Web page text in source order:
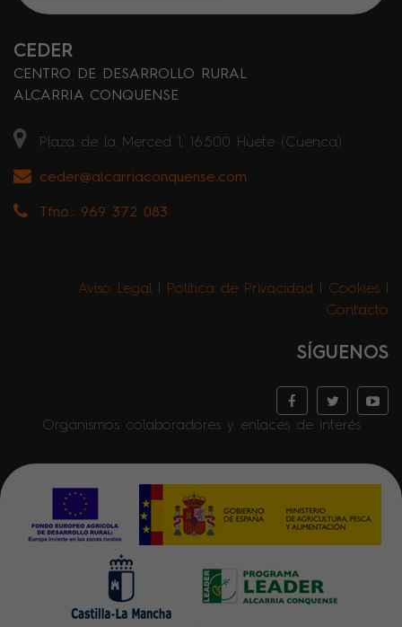
CEDER
CENTRO DE DESARROLLO RURAL
ALCARRIA CONQUENSE
Plaza de la Merced 1, 16.500 Huete (Cuenca)
ceder@alcarriaconquense.com
Tfno.: 969 372 083
Aviso Legal| Política de Privacidad | Cookies |
Contacto
SÍGUENOS
Organismos colaboradores y enlaces de interés